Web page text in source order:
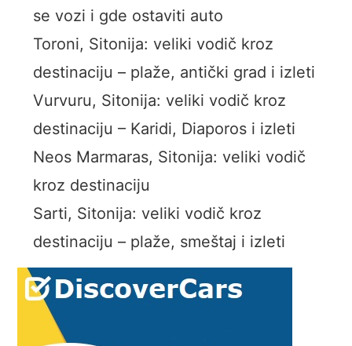
se vozi i gde ostaviti auto
Toroni, Sitonija: veliki vodič kroz
destinaciju – plaže, antički grad i izleti
Vurvuru, Sitonija: veliki vodič kroz
destinaciju – Karidi, Diaporos i izleti
Neos Marmaras, Sitonija: veliki vodič
kroz destinaciju
Sarti, Sitonija: veliki vodič kroz
destinaciju – plaže, smeštaj i izleti